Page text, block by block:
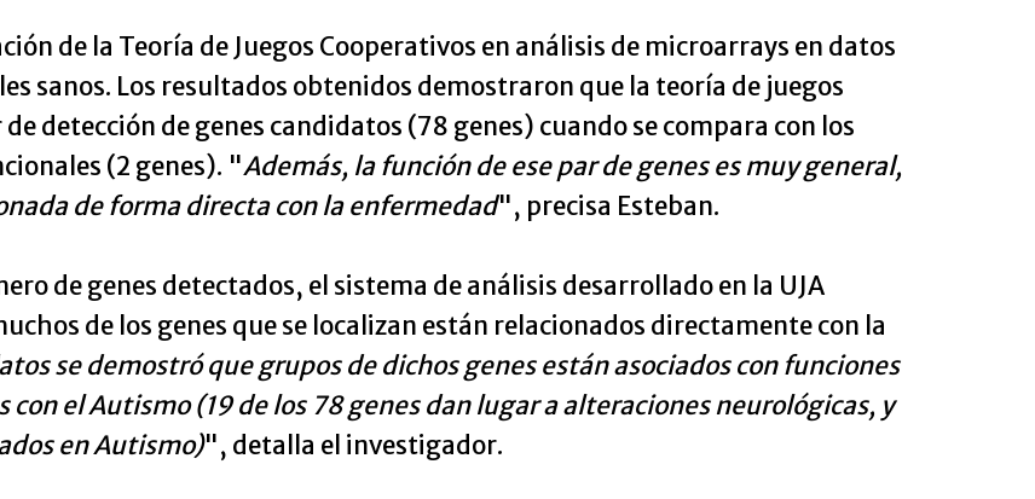
de la Teoría de Juegos Cooperativos en análisis de microarrays en datos
sanos. Los resultados obtenidos demostraron que la teoría de juegos
detección de genes candidatos (78 genes) cuando se compara con los
(2 genes). "Además, la función de ese par de genes es muy general,
de forma directa con la enfermedad", precisa Esteban.
de genes detectados, el sistema de análisis desarrollado en la UJA
de los genes que se localizan están relacionados directamente con la
se demostró que grupos de dichos genes están asociados con funciones
el Autismo (19 de los 78 genes dan lugar a alteraciones neurológicas, y
en Autismo)", detalla el investigador.